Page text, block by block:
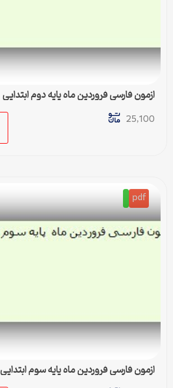
ازمون فارسی فروردین ماه پایه دوم ابتدایی
25,100
pdf
ازمون فارسی فروردین ماه پایه سوم ابتدایی